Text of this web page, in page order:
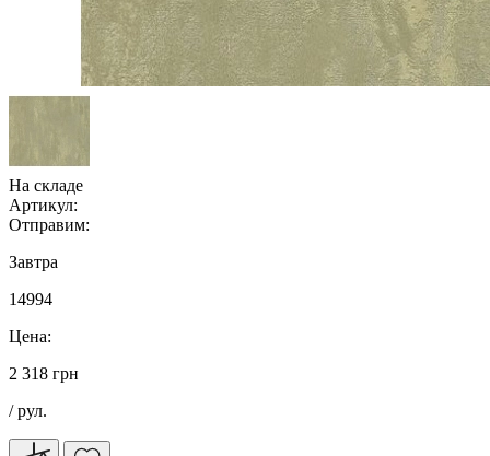
На складе
Артикул:
Отправим:
Завтра
14994
Цена:
2 318 грн
/ рул.